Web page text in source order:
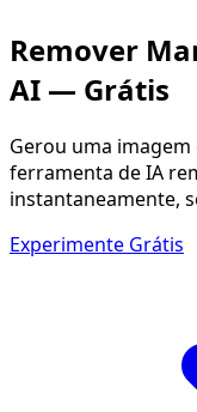
Remover
AI — Grátis
Gerou uma imagem
ferramenta de IA
instantaneamente,
Experimente Grátis